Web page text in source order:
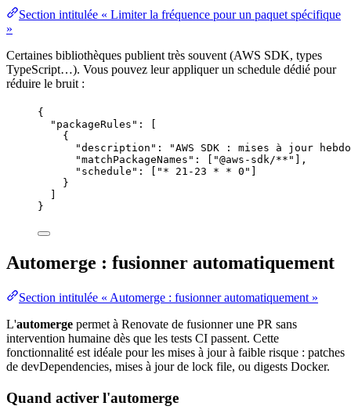
Section intitulée « Limiter la fréquence pour un paquet spécifique
»
Certaines bibliothèques publient très souvent (AWS SDK, types
TypeScript…). Vous pouvez leur appliquer un schedule dédié pour
réduire le bruit :
{
"packageRules" : [
{
"description" : "AWS SDK : mises à jour
"matchPackageNames" : [ "@aws-sdk/** "
],
"schedule" : [ " * 21-23 * * 0 "
}
}
Automerge : fusionner automatiquement
Section intitulée « Automerge : fusionner automatiquement »
L'automerge permet à Renovate de fusionner une PR sans
intervention humaine dès que les tests CI passent. Cette
fonctionnalité est idéale pour les mises à jour à faible risque : patches
de devDependencies, mises à jour de lock file, ou digests Docker.
Quand activer l'automerge